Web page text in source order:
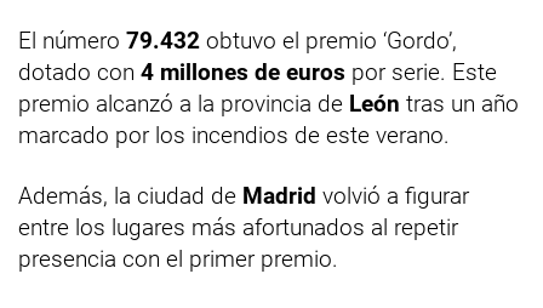
El número 79.432 obtuvo el premio ‘Gordo’,
dotado con 4 millones de euros por serie. Este
premio alcanzó a la provincia de León tras un año
marcado por los incendios de este verano.
Además, la ciudad de Madrid volvió a figurar
entre los lugares más afortunados al repetir
presencia con el primer premio.